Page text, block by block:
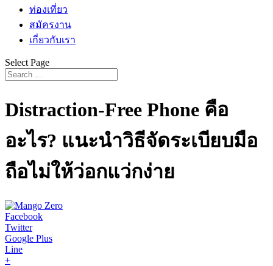
ท่องเที่ยว
สมัครงาน
เกี่ยวกับเรา
Select Page
Distraction-Free Phone คือ
อะไร? แนะนำวิธีจัดระเบียบมือ
ถือไม่ให้ว่อกแว่กง่าย
Facebook
Twitter
Google Plus
Line
+